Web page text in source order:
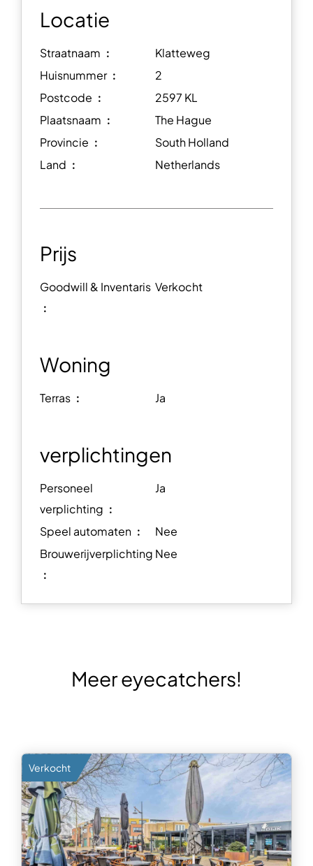
Locatie
Straatnaam ︰
Klatteweg
Huisnummer ︰
2
Postcode ︰
2597 KL
Plaatsnaam ︰
The Hague
Provincie ︰
South Holland
Land ︰
Netherlands
Prijs
Goodwill & Inventaris
︰
Verkocht
Woning
Terras ︰ Ja
verplichtingen
Personeel
verplichting ︰
Ja
Speel automaten ︰
Nee
Brouwerijverplichting
︰
Nee
Meer eyecatchers!
Verkocht